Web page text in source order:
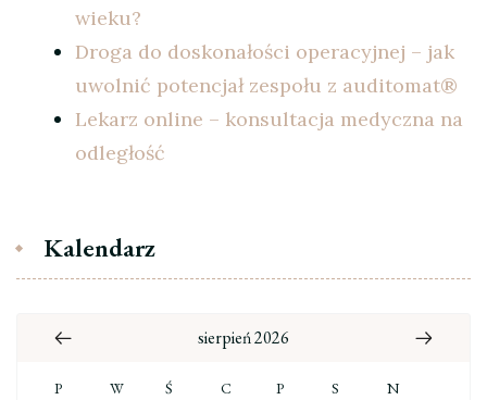
wieku?
Droga do doskonałości operacyjnej – jak
uwolnić potencjał zespołu z auditomat®
Lekarz online – konsultacja medyczna na
odległość
Kalendarz
sierpień 2026
P W Ś C P S N